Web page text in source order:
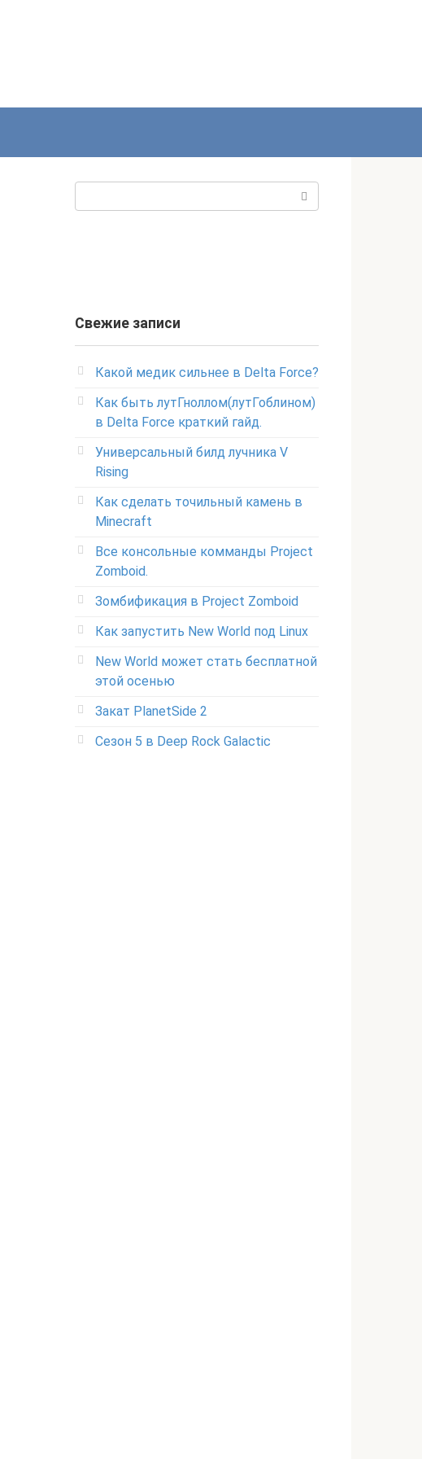
Свежие записи
Какой медик сильнее в Delta Force?
Как быть лутГноллом(лутГоблином)
в Delta Force краткий гайд.
Универсальный билд лучника V
Rising
Как сделать точильный камень в
Minecraft
Все консольные комманды Project
Zomboid.
Зомбификация в Project Zomboid
Как запустить New World под Linux
New World может стать бесплатной
этой осенью
Закат PlanetSide 2
Сезон 5 в Deep Rock Galactic